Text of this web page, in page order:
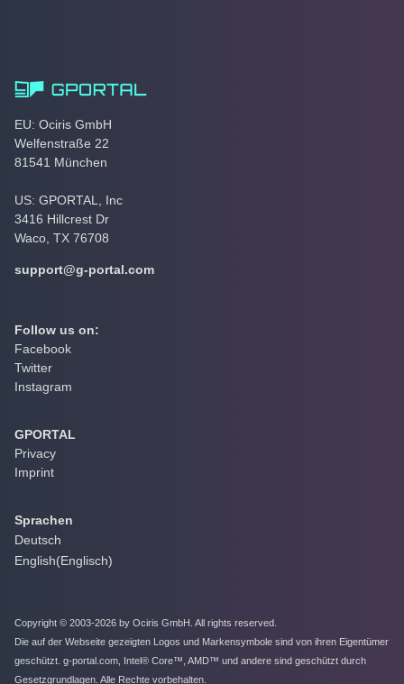
EU: Ociris GmbH
Welfenstraße 22
81541 München
US: GPORTAL, Inc
3416 Hillcrest Dr
Waco, TX 76708
support@g-portal.com
Follow us on:
Facebook
Twitter
Instagram
GPORTAL
Privacy
Imprint
Sprachen
Deutsch
English(Englisch)
Copyright © 2003-2026 by Ociris GmbH. All rights reserved.
Die auf der Webseite gezeigten Logos und Markensymbole sind von ihren Eigentümer
geschützt. g-portal.com, Intel® Core™, AMD™ und andere sind geschützt durch
Gesetzgrundlagen. Alle Rechte vorbehalten.